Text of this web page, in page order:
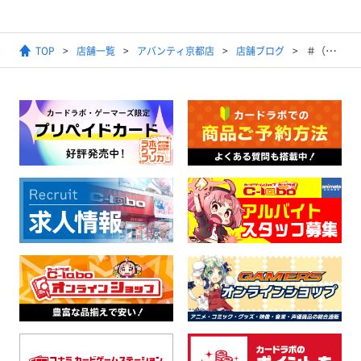
TOP 店舗一覧 アバンティ京都店 店舗ブログ ＃（ハッシュ）タグ アバラボで検索検索ぅ！